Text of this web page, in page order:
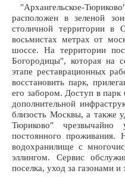
"Архангельское-
расположен в зеленой
столичной территории в
восьмистах метрах от
шоссе. На территории
Богородицы", которая на
этапе реставрационных
восстановить парк,
его забором. Доступ в парк
дополнительной
близость Москвы, а также
Тюриково"
постоянного проживания.
водохранилище с
эллингом. Сервис
поселка, уход за газонами